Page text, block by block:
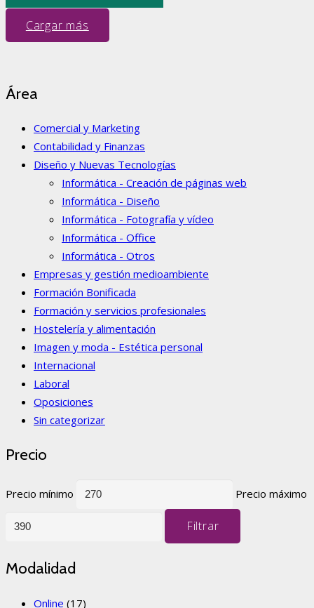
Cargar más
Área
Comercial y Marketing
Contabilidad y Finanzas
Diseño y Nuevas Tecnologías
Informática - Creación de páginas web
Informática - Diseño
Informática - Fotografía y vídeo
Informática - Office
Informática - Otros
Empresas y gestión medioambiente
Formación Bonificada
Formación y servicios profesionales
Hostelería y alimentación
Imagen y moda - Estética personal
Internacional
Laboral
Oposiciones
Sin categorizar
Precio
Precio mínimo Precio máximo
Filtrar
Modalidad
Online (17)